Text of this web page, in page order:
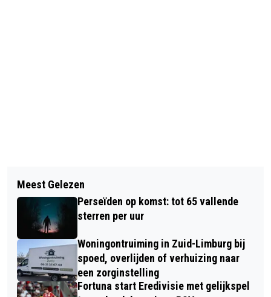
GRENSREGIO COMPACT #20: VAN EEN
SELFKANTVISIE TOT EEN MAASEIKS
CAFÉ-CONSULAAT!
HOOP
Meest Gelezen
Perseïden op komst: tot 65 vallende
sterren per uur
Woningontruiming in Zuid-Limburg bij
spoed, overlijden of verhuizing naar
een zorginstelling
Fortuna start Eredivisie met gelijkspel